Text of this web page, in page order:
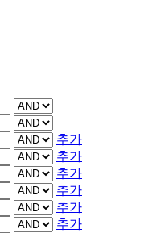
추가
추가
추가
추가
추가
추가